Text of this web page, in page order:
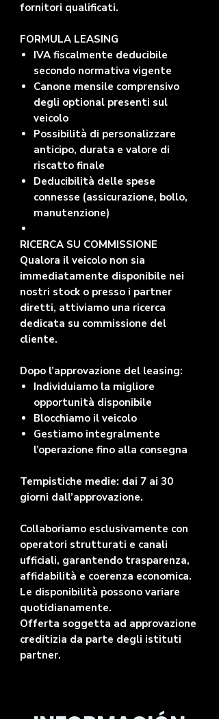
fornitori qualificati.
FORMULA LEASING
IVA fiscalmente deducibile
secondo normativa vigente
Canone mensile comprensivo
degli optional presenti sul
veicolo
Possibilità di personalizzare
anticipo, durata e valore di
riscatto finale
Deducibilità delle spese
connesse (assicurazione, bollo,
manutenzione)
RICERCA SU COMMISSIONE
Qualora il veicolo non sia
immediatamente disponibile nei
nostri stock o presso i partner
diretti, attiviamo una ricerca
dedicata su commissione del
cliente.
Dopo l’approvazione del leasing:
Individuiamo la migliore
opportunità disponibile
Blocchiamo il veicolo
Gestiamo integralmente
l’operazione fino alla consegna
Tempistiche medie: dai 7 ai 30
giorni dall’approvazione.
Collaboriamo esclusivamente con
operatori strutturati e canali
ufficiali, garantendo trasparenza,
affidabilità e coerenza economica.
Le disponibilità possono variare
quotidianamente.
Offerta soggetta ad approvazione
creditizia da parte degli istituti
partner.